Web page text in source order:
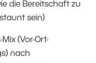
die Bereitschaft zu
sein)
(Vor-Ort-
nach